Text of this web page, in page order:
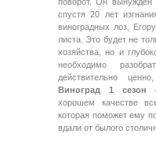
спустя 20 лет
виноградных лоз,
листа. Это будет не
хозяйства, но и
необходимо
действительно
Виноград 1 сезон
хорошем качестве
которая поможет ему
вдали от былого